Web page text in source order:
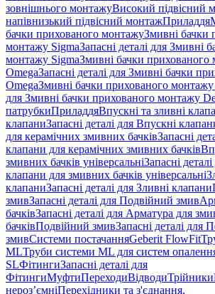
зовнішнього монтажуВисокий підвісний
напівнизький підвісний монтажПриладдя
бачки прихованого монтажуЗмивні бачки
монтажу SigmaЗапасні деталі для Змивні
монтажу SigmaЗмивні бачки прихованого
OmegaЗапасні деталі для Змивні бачки
OmegaЗмивні бачки прихованого
для Змивні бачки прихованого монтажу
патрубкиПриладдяВпускні та зливні
клапаниЗапасні деталі для Впускні
для керамічних змивних бачківЗапасні
клапани для керамічних змивних бачків
змивних бачків універсальніЗапасні
клапани для змивних бачків універсальні
клапаниЗапасні деталі для Зливні клапани
змивЗапасні деталі для Подвійний змив
бачкiвЗапасні деталі для Арматура для
бачкiвПодвійний змивЗапасні деталі для
змивСистеми постачанняGeberit FlowFit
MLТруби системи ML для систем
SLФітингиЗапасні деталі для
ФітингиМуфтиПереходиВідводиТрійники
нероз’ємніПерехідники та з'єднання,